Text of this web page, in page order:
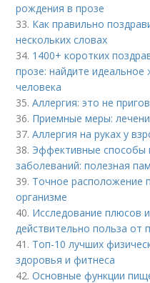
рождения в прозе
33. Как правильно
нескольких словах
34. 1400+ коротких
прозе: найдите
человека
35.Аллергия: это не
36. Приемные меры:
37.Аллергия на руках у
38. Эффективные способы
заболеваний: полезная
39. Точное расположение
организме
40. Исследование плюсов
действительно польза от
41. Топ-10 лучших
здоровья и фитнеса
42.Основные функции